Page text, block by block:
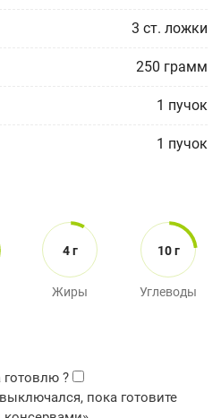
3 ст. ложки
250 грамм
1 пучок
1 пучок
4 г
Жиры
10 г
Углеводы